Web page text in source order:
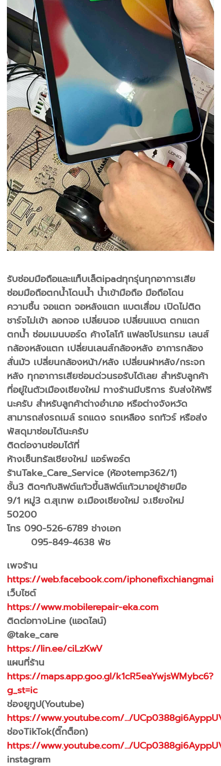
รับซ่อมมือถือและแท็บเล็ตipadทุกรุ่นทุกอาการเสีย
ซ่อมมือถือตกน้ำโดนน้ำ น้ำเข้ามือถือ มือถือโดน
ความชื้น จอแตก จอหลังแตก แบตเสื่อม เปิดไม่ติด
ชาร์จไม่เข้า ลอกจอ เปลี่ยนจอ เปลี่ยนแบต ตกแตก
ตกน้ำ ซ่อมเมนบอร์ด ค้างโลโก้ แฟลชโปรแกรม เลนส์
กล้องหลังแตก เปลี่ยนเลนส์กล้องหลัง อาการกล้อง
สั่นมัว เปลี่ยนกล้องหน้า/หลัง เปลี่ยนฝาหลัง/กระจก
หลัง ทุกอาการเสียซ่อมด่วนรอรับได้เลย สำหรับลูกค้า
ที่อยู่ในตัวเมืองเชียงใหม่ ทางร้านมีบริการ รับส่งให้ฟรี
นะครับ สำหรับลูกค้าต่างอำเภอ หรือต่างจังหวัด
สามารถส่งรถเมล์ รถแดง รถเหลือง รถทัวร์ หรือส่ง
พัสดุมาซ่อมได้นะครับ
ติดต่องานซ่อมได้ที่
ห้างเซ็นทรัลเชียงใหม่ แอร์พอร์ต
ร้านTake_Care_Service (ห้องtemp362/1)
ชั้น3 ติดๆกับลิฟต์แก้วขึ้นลิฟต์แก้วมาอยู่ซ้ายมือ
9/1 หมู่3 ต.สุเทพ อ.เมืองเชียงใหม่ จ.เชียงใหม่
50200
โทร 090-526-6789 ช่างเอก
095-849-4638 พัช
เพจร้าน
https://web.facebook.com/iphonefixchiangmai
เว็บไซต์
https://www.mobilerepair-eka.com
ติดต่อทางLine (แอดไลน์)
@take_care
https://lin.ee/ciLzKwV
แผนที่ร้าน
https://maps.app.goo.gl/k1cR5eaYwjsWMybc6?
g_st=ic
ช่องยูทูป(Youtube)
https://www.youtube.com/.../
ช่องTikTok(ติ๊กต็อก)
https://www.youtube.com/.../
instagram